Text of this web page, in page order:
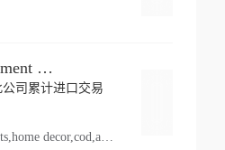
Knoebels Amusement Resort
司累计进口交易
vehicle,pl 2,arts,home decor,cod,amusement ride,sea